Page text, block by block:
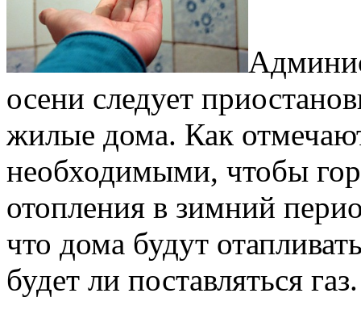
осени следует
жилые дома. Как
необходимыми, чтобы
отопления в зимний
что дома будут
будет ли поставляться газ.